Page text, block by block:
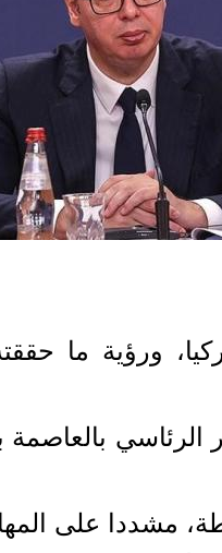
ورؤية ما
بالعاصمة
مشددا على